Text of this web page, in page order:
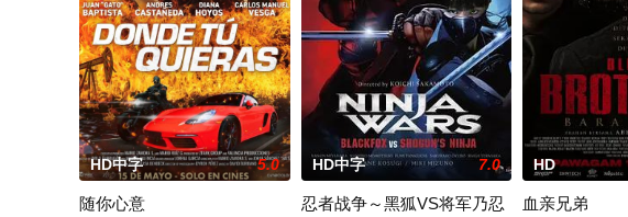
HD中字 5.0
随你心意
HD中字 7.0
忍者战争～黑狐VS将军乃忍
HD
血亲兄弟